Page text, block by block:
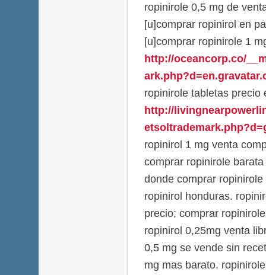
ropinirole 0,5 mg de
[u]comprar ropinirol en
[u]comprar ropinirole 1
http://oceancorp.co/
ropinirole tabletas precio
http://
ropinirol 1 mg venta
comprar ropinirole
donde comprar
ropinirol honduras.
precio; comprar
ropinirol 0,25mg venta
0,5 mg se vende sin
mg mas barato.